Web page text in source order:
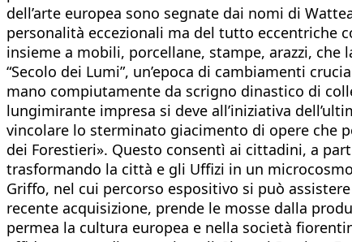
dell’arte europea sono segnate dai nomi di
personalità eccezionali ma del tutto eccentriche
insieme a mobili, porcellane, stampe, arazzi, che
“Secolo dei Lumi”, un’epoca di cambiamenti
mano compiutamente da scrigno dinastico di
lungimirante impresa si deve all’iniziativa
vincolare lo sterminato giacimento di opere che
dei Forestieri». Questo consentì ai cittadini, a
trasformando la città e gli Uffizi in un
Griffo, nel cui percorso espositivo si può
recente acquisizione, prende le mosse dalla
permea la cultura europea e nella società